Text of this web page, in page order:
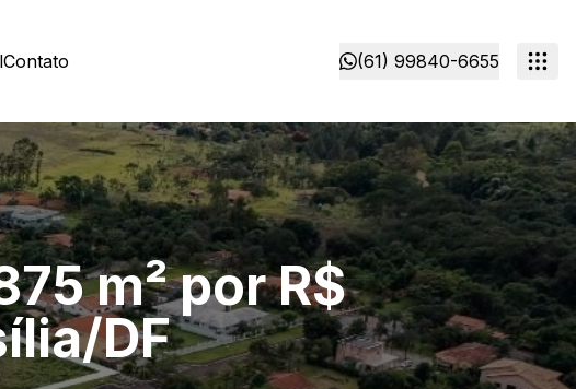
Contato (61) 99840-6655
m² por R$
DF